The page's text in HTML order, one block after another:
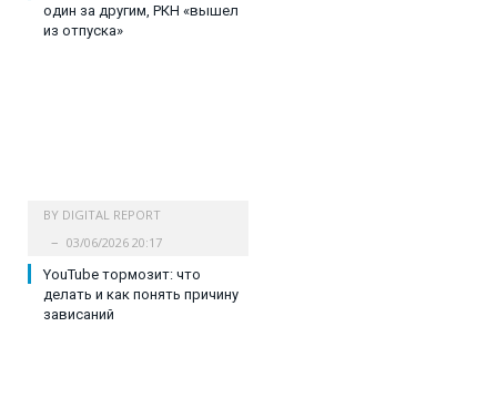
один за другим, РКН «вышел
из отпуска»
BY DIGITAL REPORT
03/06/2026 20:17
YouTube тормозит: что
делать и как понять причину
зависаний